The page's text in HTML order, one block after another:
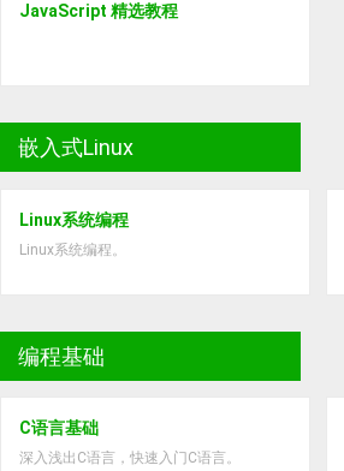
JavaScript 精选教程
嵌入式Linux
Linux系统编程
Linux系统编程。
编程基础
C语言基础
深入浅出C语言，快速入门C语言。